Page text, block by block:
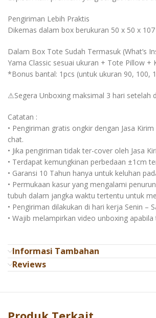
Pengiriman Lebih Praktis
Dikemas dalam box berukuran 50 x 50 x
Dalam Box Tote Sudah Termasuk (What’s
Yama Classic sesuai ukuran + Tote Pillow +
*Bonus bantal: 1pcs (untuk ukuran 90, 100,
⚠Segera Unboxing maksimal 3 hari setelah
Catatan :
• Pengiriman gratis ongkir dengan Jasa
chat.
• Jika pengiriman tidak ter-cover oleh Jasa
• Terdapat kemungkinan perbedaan ±1cm
• Garansi 10 Tahun hanya untuk keluhan
• Permukaan kasur yang mengalami
tubuh dalam jangka waktu tertentu untuk
• Pengiriman dilakukan di hari kerja Senin –
• Wajib melampirkan video unboxing
Informasi Tambahan
Reviews